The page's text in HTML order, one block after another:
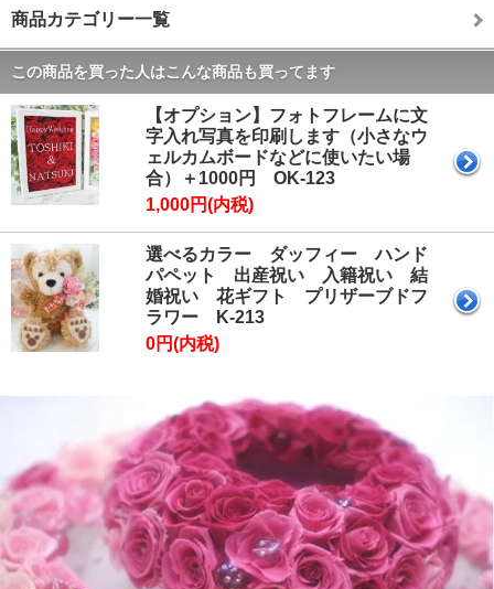
商品カテゴリー一覧
この商品を買った人はこんな商品も買ってます
【オプション】フォトフレームに文
字入れ写真を印刷します（小さなウ
ェルカムボードなどに使いたい場
合）＋1000円 OK-123
1,000円(内税)
選べるカラー ダッフィー ハンド
パペット 出産祝い 入籍祝い 結
婚祝い 花ギフト プリザーブドフ
ラワー K-213
0円(内税)